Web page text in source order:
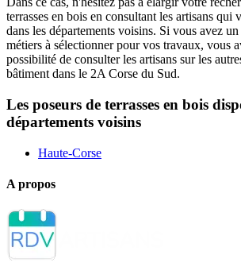
terrasses en bois en consultant les artisans qui
dans les départements voisins. Si vous avez
métiers à sélectionner pour vos travaux, vous
possibilité de consulter les artisans sur les
bâtiment dans le 2A Corse du Sud.
Les poseurs de terrasses en bois
départements voisins
Haute-Corse
A propos